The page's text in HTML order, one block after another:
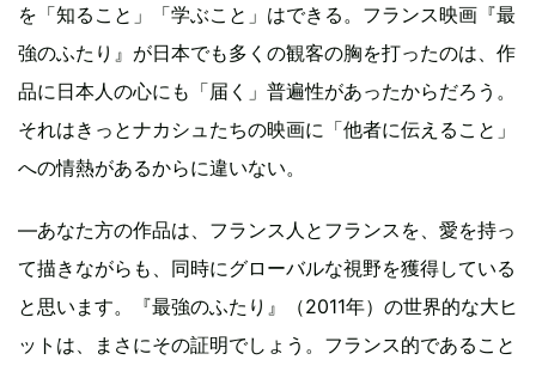
を「知ること」「学ぶこと」はできる。フランス映画『最
強のふたり』が日本でも多くの観客の胸を打ったのは、作
品に日本人の心にも「届く」普遍性があったからだろう。
それはきっとナカシュたちの映画に「他者に伝えること」
への情熱があるからに違いない。
—あなた方の作品は、フランス人とフランスを、愛を持っ
て描きながらも、同時にグローバルな視野を獲得している
と思います。『最強のふたり』（2011年）の世界的な大ヒ
ットは、まさにその証明でしょう。フランス的であること